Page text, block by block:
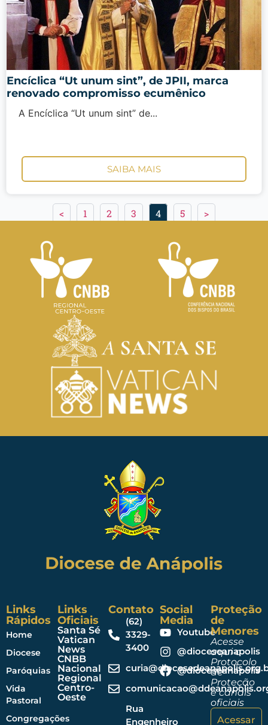
Encíclica “Ut unum sint”, de JPII, marca
renovado compromisso ecumênico
A Encíclica “Ut unum sint” de...
SAIBA MAIS
< 1 2 3 4 5 >
Links
Rápidos
Home
Diocese
Paróquias
Vida
Pastoral
Congregações
Links
Oficiais
Santa Sé
Vatican
News
CNBB
Nacional
Regional
Centro-
Oeste
Contato
(62)
3329-
3400
Rua
Engenheiro
Social
Media
Youtube
@dioceseanapolis
@dioceseanapolis
Proteção
de
Menores
Acesse
aqui o
Protocolo
de
Proteção
e canais
oficiais
Acessar